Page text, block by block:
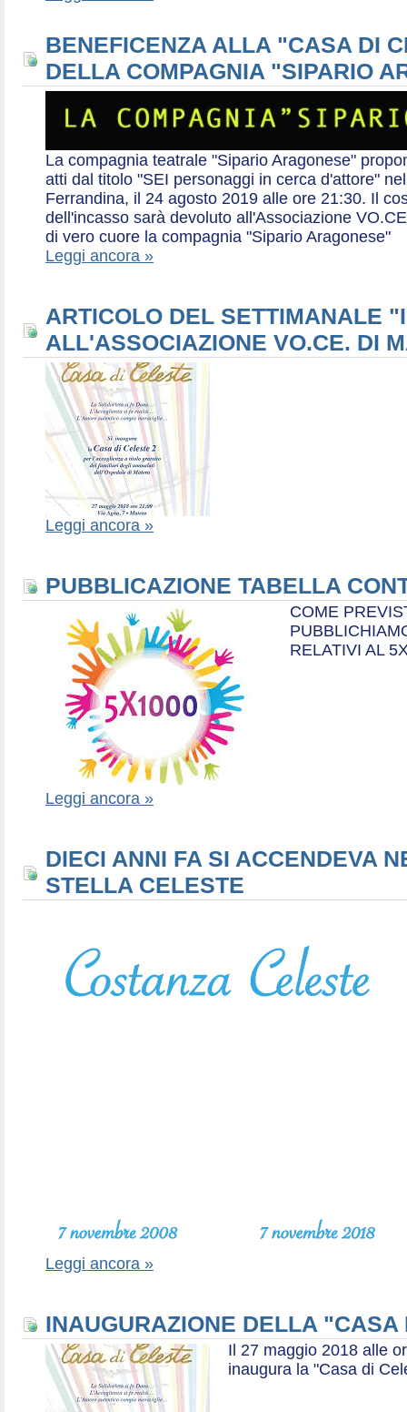
BENEFICENZA ALLA "CASA DI
DELLA COMPAGNIA "SIPARIO
La compagnia teatrale "Sipario Aragonese"
atti dal titolo "SEI personaggi in cerca d'attore"
Ferrandina, il 24 agosto 2019 alle ore 21:30. Il
dell'incasso sarà devoluto all'Associazione
di vero cuore la compagnia "Sipario Aragonese"
Leggi ancora »
ARTICOLO DEL SETTIMANALE
ALL'ASSOCIAZIONE VO.CE. DI
Leggi ancora »
PUBBLICAZIONE TABELLA
COME
RELATIVI AL
Leggi ancora »
DIECI ANNI FA SI ACCENDEVA
STELLA CELESTE
Leggi ancora »
INAUGURAZIONE DELLA
Il 27 maggio 2018 alle
inaugura la "Casa di